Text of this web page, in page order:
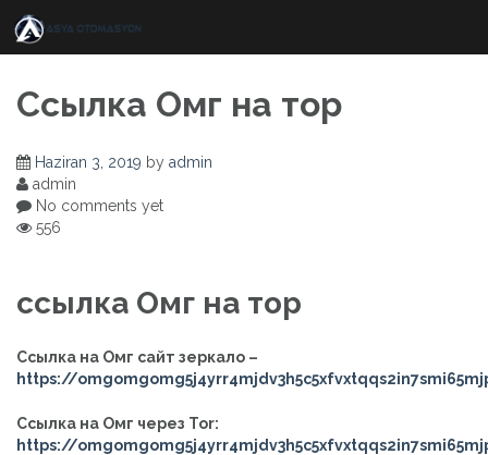
content
Ссылка Омг на тор
Haziran 3, 2019 by admin
admin
No comments yet
556
ссылка Омг на тор
Ссылка на Омг сайт зеркало –
https://
Ссылка на Омг через Tor:
https://